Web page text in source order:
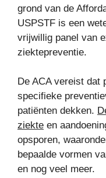
grond van de
USPSTF is een
vrijwillig panel van
ziektepreventie.
De ACA vereist dat
specifieke
patiënten dekken.
ziekte en
opsporen,
bepaalde vormen
en nog veel meer.